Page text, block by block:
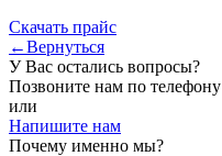
Скачать прайс
←Вернуться
У Вас остались вопросы?
Позвоните нам по телефону
или
Напишите нам
Почему именно мы?